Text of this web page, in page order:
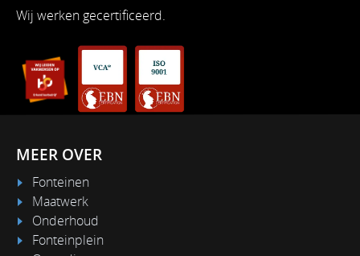
Wij werken gecertificeerd.
MEER OVER
Fonteinen
Maatwerk
Onderhoud
Fonteinplein